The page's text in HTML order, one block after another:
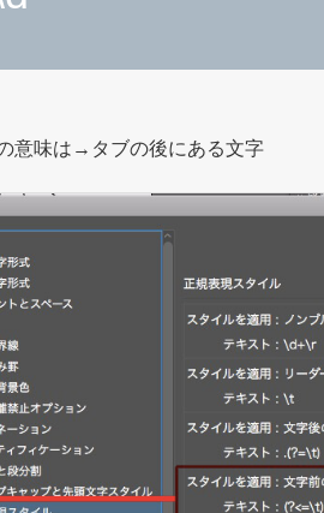
意味は→タブの後にある文字